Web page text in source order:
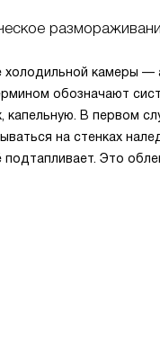
холодильной камеры —
обозначают
капельную. В первом
на стенках
Это